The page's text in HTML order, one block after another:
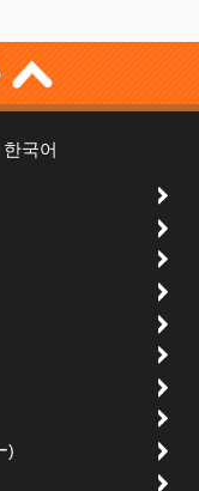
한국어
)